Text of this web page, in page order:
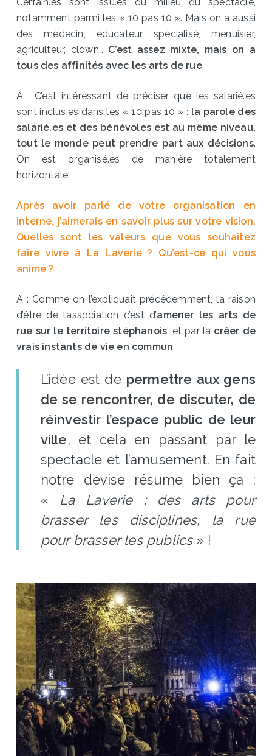
notamment parmi les « 10 pas 10 ». Mais on a aussi
des médecin, éducateur spécialisé, menuisier,
agriculteur, clown… C’est assez mixte, mais on a
tous des affinités avec les arts de rue.
A : C’est intéressant de préciser que les salarié.es
sont inclus.es dans les « 10 pas 10 » : la parole des
salarié.es et des bénévoles est au même niveau,
tout le monde peut prendre part aux décisions.
On est organisé.es de manière totalement
horizontale.
Après avoir parlé de votre organisation en
interne, j’aimerais en savoir plus sur votre vision.
Quelles sont les valeurs que vous souhaitez
faire vivre à La Laverie ? Qu’est-ce qui vous
anime ?
A : Comme on l’expliquait précédemment, la raison
d’être de l’association c’est d’amener les arts de
rue sur le territoire stéphanois , et par là créer de
vrais instants de vie en commun.
L’idée est de permettre aux gens
de se rencontrer, de discuter, de
réinvestir l’espace public de leur
ville, et cela en passant par le
spectacle et l’amusement. En fait
notre devise résume bien ça :
« La Laverie : des arts pour
brasser les disciplines, la rue
pour brasser les publics» !